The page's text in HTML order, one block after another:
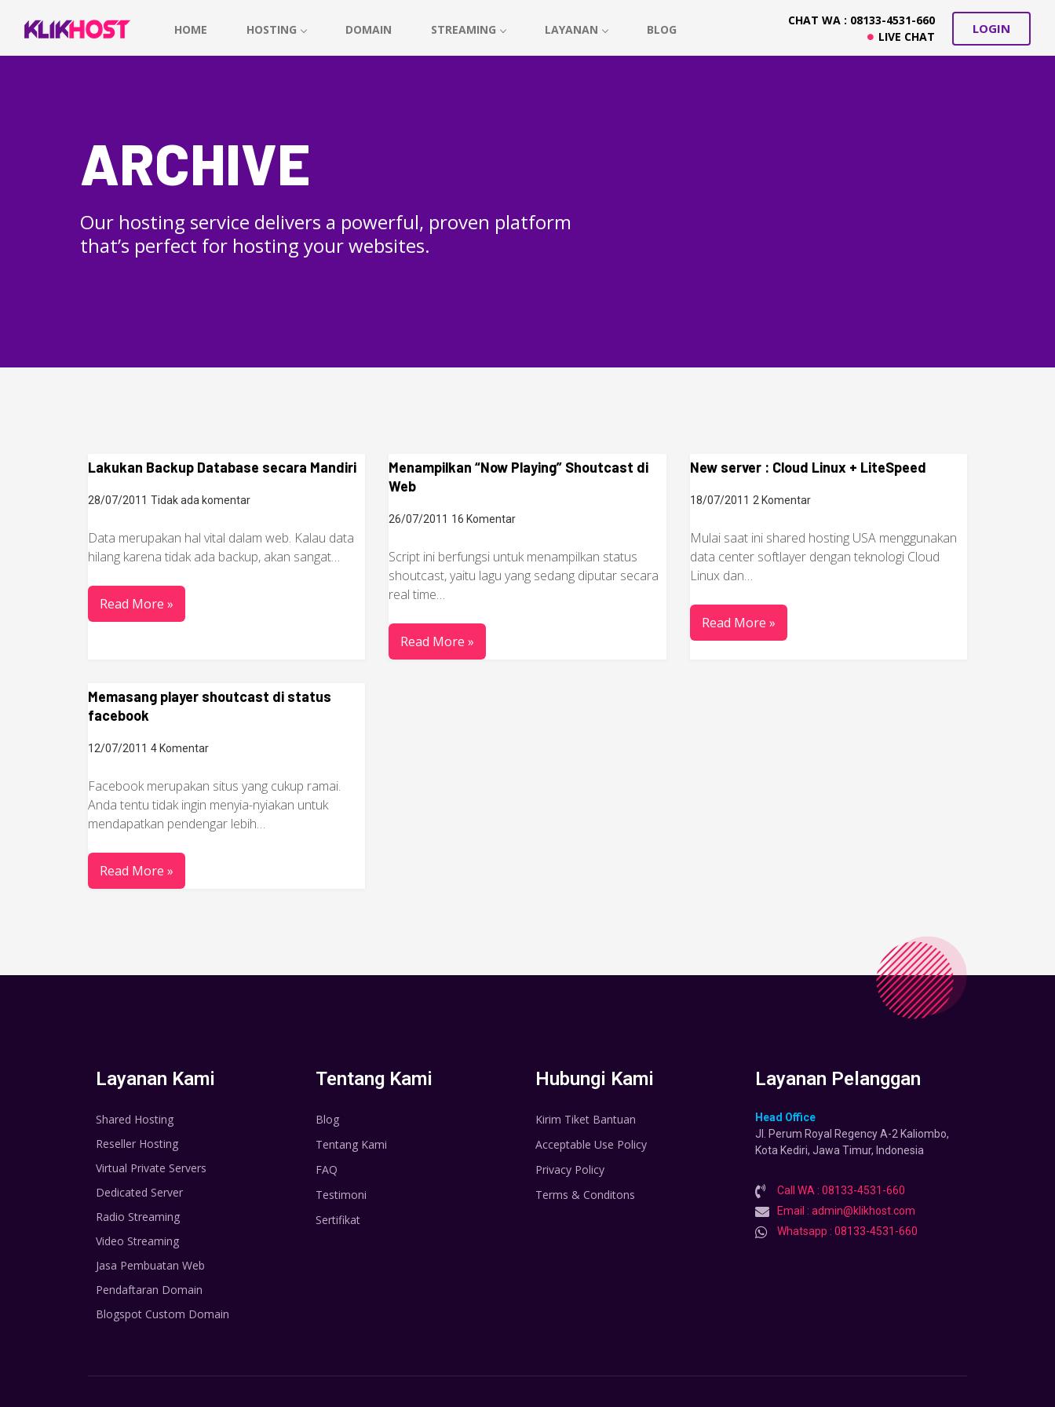
HOME HOSTING DOMAIN STREAMING LAYANAN BLOG
CHAT WA : 08133-4531-660
LIVE CHAT
LOGIN
ARCHIVE
Our hosting service delivers a powerful, proven platform
that’s perfect for hosting your websites.
Lakukan Backup Database secara Mandiri
28/07/2011 Tidak ada komentar
Data merupakan hal vital dalam web. Kalau data
hilang karena tidak ada backup, akan sangat…
Read More »
Menampilkan “Now Playing” Shoutcast di
Web
26/07/2011 16 Komentar
Script ini berfungsi untuk menampilkan status
shoutcast, yaitu lagu yang sedang diputar secara
real time…
Read More »
New server : Cloud Linux + LiteSpeed
18/07/2011 2 Komentar
Mulai saat ini shared hosting USA menggunakan
data center softlayer dengan teknologi Cloud
Linux dan…
Read More »
Memasang player shoutcast di status
facebook
12/07/2011 4 Komentar
Facebook merupakan situs yang cukup ramai.
Anda tentu tidak ingin menyia-nyiakan untuk
mendapatkan pendengar lebih…
Read More »
Layanan Kami
Shared Hosting
Reseller Hosting
Virtual Private Servers
Dedicated Server
Radio Streaming
Video Streaming
Jasa Pembuatan Web
Pendaftaran Domain
Blogspot Custom Domain
Tentang Kami
Blog
Tentang Kami
FAQ
Testimoni
Sertifikat
Hubungi Kami
Kirim Tiket Bantuan
Acceptable Use Policy
Privacy Policy
Terms & Conditons
Layanan Pelanggan
Head Office
Jl. Perum Royal Regency A-2 Kaliombo,
Kota Kediri, Jawa Timur, Indonesia
Call WA : 08133-4531-660
Email : admin@klikhost.com
Whatsapp : 08133-4531-660